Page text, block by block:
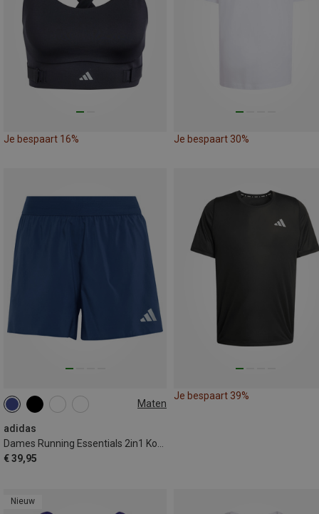
Je bespaart 16% Je bespaart 30%
Maten
adidas
€ 39,95
XS
Je bespaart 39%
Nieuw